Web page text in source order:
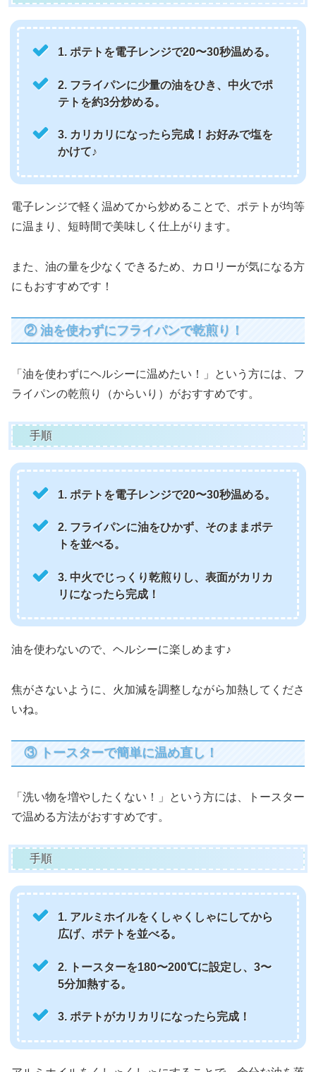
1. ポテトを電子レンジで20〜30秒温める。
2. フライパンに少量の油をひき、中火でポ
テトを約3分炒める。
3. カリカリになったら完成！お好みで塩を
かけて♪
電子レンジで軽く温めてから炒めることで、ポテトが均等
に温まり、短時間で美味しく仕上がります。
また、油の量を少なくできるため、カロリーが気になる方
にもおすすめです！
② 油を使わずにフライパンで乾煎り！
「油を使わずにヘルシーに温めたい！」という方には、フ
ライパンの乾煎り（からいり）がおすすめです。
手順
1. ポテトを電子レンジで20〜30秒温める。
2. フライパンに油をひかず、そのままポテ
トを並べる。
3. 中火でじっくり乾煎りし、表面がカリカ
リになったら完成！
油を使わないので、ヘルシーに楽しめます♪
焦がさないように、火加減を調整しながら加熱してくださ
いね。
③ トースターで簡単に温め直し！
「洗い物を増やしたくない！」という方には、トースター
で温める方法がおすすめです。
手順
1. アルミホイルをくしゃくしゃにしてから
広げ、ポテトを並べる。
2. トースターを180〜200℃に設定し、3〜
5分加熱する。
3. ポテトがカリカリになったら完成！